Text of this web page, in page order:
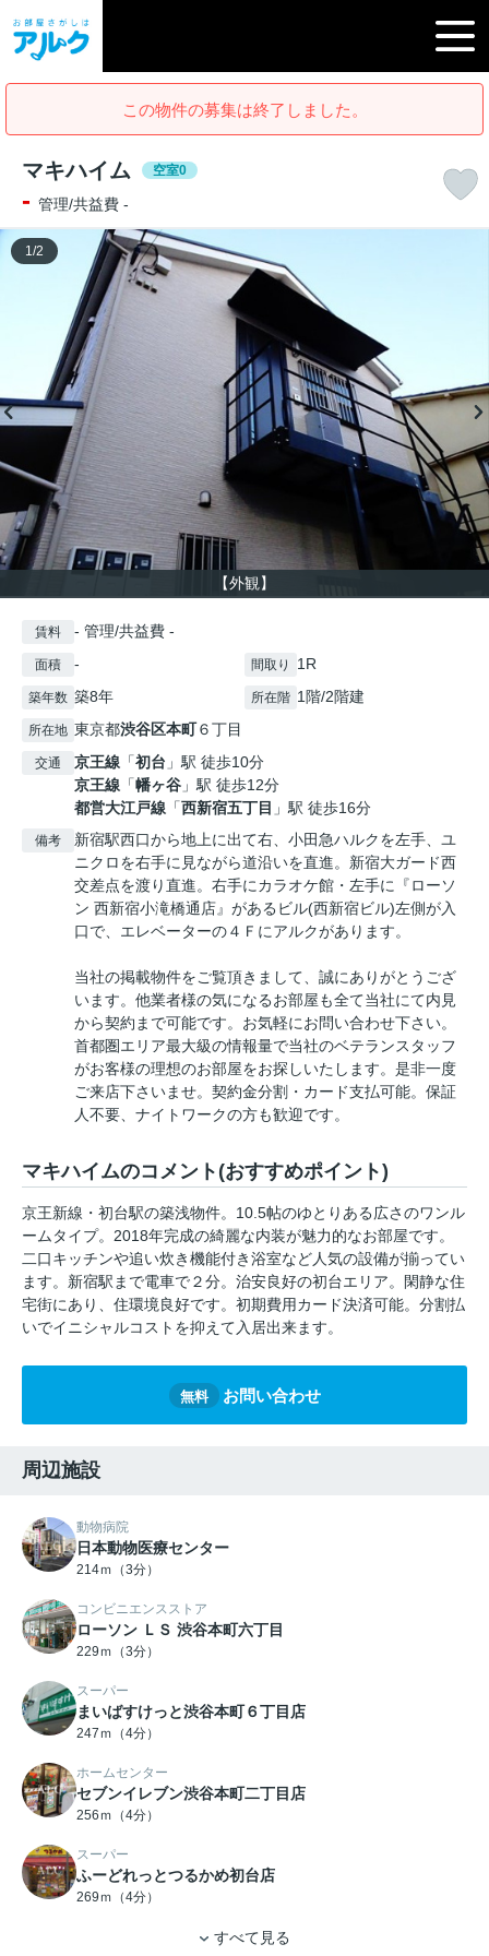
この物件の募集は終了しました。
マキハイム 空室0
- 管理/共益費 -
【外観】
1 /2
賃料 - 管理/共益費 -
面積 - 間取り 1R
築年数 築8年 所在階 1階/2階建
所在地 東京都渋谷区本町６丁目
交通 京王線 「初台 」駅 徒歩10分
京王線 「幡ヶ谷 」駅 徒歩12分
都営大江戸線 「西新宿五丁目 」駅 徒歩16分
備考
新宿駅西口から地上に出て右、小田急ハルクを左手、ユ
ニクロを右手に見ながら道沿いを直進。新宿大ガード西
交差点を渡り直進。右手にカラオケ館・左手に『ローソ
ン 西新宿小滝橋通店』があるビル(西新宿ビル)左側が入
口で、エレベーターの４Ｆにアルクがあります。
当社の掲載物件をご覧頂きまして、誠にありがとうござ
います。他業者様の気になるお部屋も全て当社にて内見
から契約まで可能です。お気軽にお問い合わせ下さい。
首都圏エリア最大級の情報量で当社のベテランスタッフ
がお客様の理想のお部屋をお探しいたします。是非一度
ご来店下さいませ。契約金分割・カード支払可能。保証
人不要、ナイトワークの方も歓迎です。
マキハイムのコメント(おすすめポイント)
京王新線・初台駅の築浅物件。10.5帖のゆとりある広さのワンル
ームタイプ。2018年完成の綺麗な内装が魅力的なお部屋です。
二口キッチンや追い炊き機能付き浴室など人気の設備が揃ってい
ます。新宿駅まで電車で２分。治安良好の初台エリア。閑静な住
宅街にあり、住環境良好です。初期費用カード決済可能。分割払
いでイニシャルコストを抑えて入居出来ます。
無料 お問い合わせ
周辺施設
動物病院
日本動物医療センター
214ｍ（3分）
コンビニエンスストア
ローソン ＬＳ 渋谷本町六丁目
229ｍ（3分）
スーパー
まいばすけっと渋谷本町６丁目店
247ｍ（4分）
ホームセンター
セブンイレブン渋谷本町二丁目店
256ｍ（4分）
スーパー
ふーどれっとつるかめ初台店
269ｍ（4分）
すべて見る